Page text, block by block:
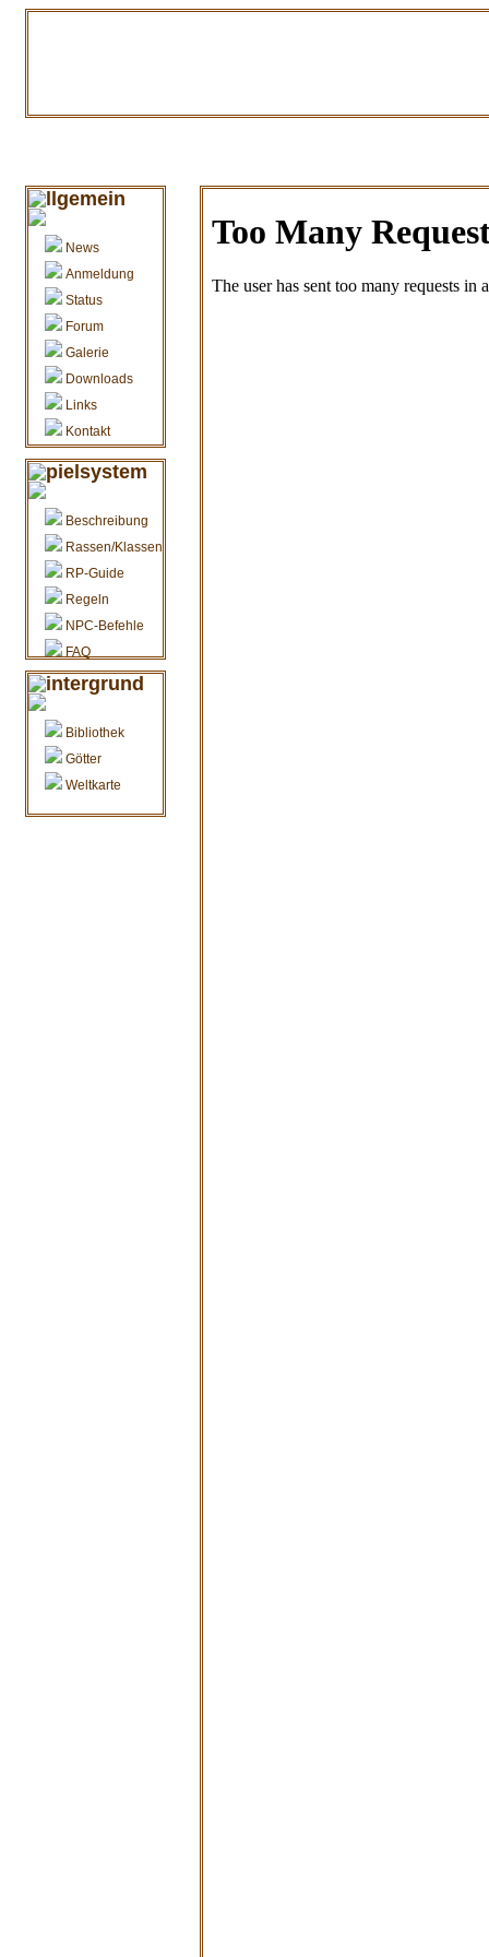
llgemein
News
Anmeldung
Status
Forum
Galerie
Downloads
Links
Kontakt
pielsystem
Beschreibung
Rassen/Klassen
RP-Guide
Regeln
NPC-Befehle
FAQ
intergrund
Bibliothek
Götter
Weltkarte